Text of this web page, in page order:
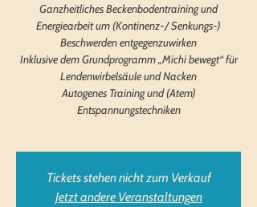
Ganzheitliches Beckenbodentraining und
Energiearbeit um (Kontinenz-/ Senkungs-)
Beschwerden entgegenzuwirken
Inklusive dem Grundprogramm „Michi bewegt“ für
Lendenwirbelsäule und Nacken
Autogenes Training und (Atem)
Entspannungstechniken
Tickets stehen nicht zum Verkauf
Jetzt andere Veranstaltungen